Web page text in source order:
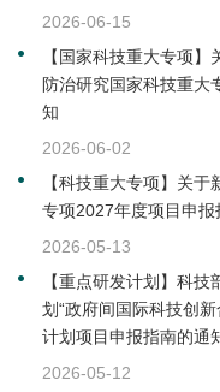
2026-06-15
【国家科技重大专项
防治研究国家科技重大
知
2026-06-02
【科技重大专项】关
专项2027年度项目申
2026-05-13
【重点研发计划】科
划“政府间国际科技创
计划项目申报指南的通
2026-05-12